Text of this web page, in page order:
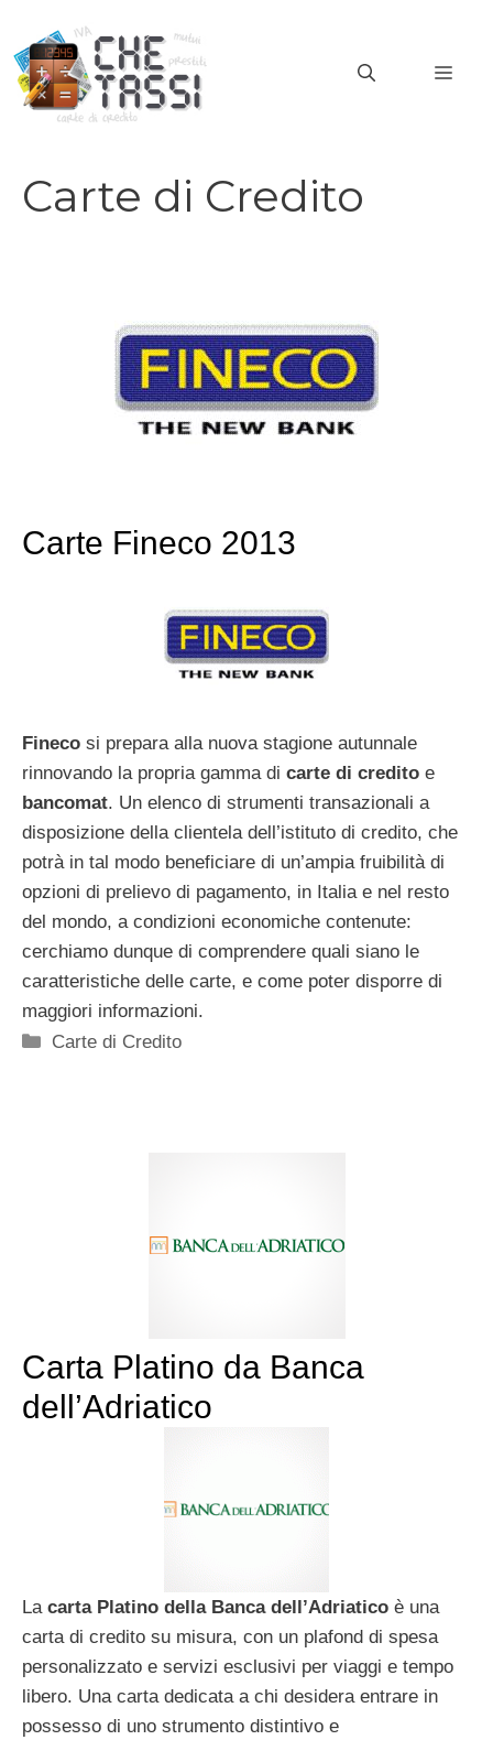
contenuto
Carte di Credito
Carte Fineco 2013
Fineco si prepara alla nuova stagione autunnale
rinnovando la propria gamma di carte di credito e
bancomat. Un elenco di strumenti transazionali a
disposizione della clientela dell’istituto di credito, che
potrà in tal modo beneficiare di un’ampia fruibilità di
opzioni di prelievo di pagamento, in Italia e nel resto
del mondo, a condizioni economiche contenute:
cerchiamo dunque di comprendere quali siano le
caratteristiche delle carte, e come poter disporre di
maggiori informazioni.
Categorie
Carte di Credito
Carta Platino da Banca
dell’Adriatico
La carta Platino della Banca dell’Adriatico è una
carta di credito su misura, con un plafond di spesa
personalizzato e servizi esclusivi per viaggi e tempo
libero. Una carta dedicata a chi desidera entrare in
possesso di uno strumento distintivo e